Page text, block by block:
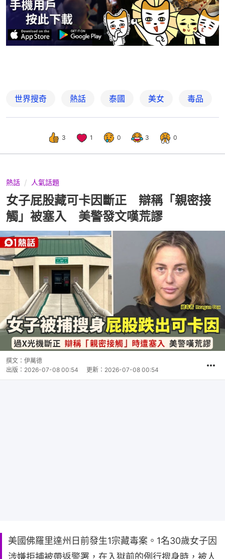
世界搜奇 熱話 泰國 美女 毒品
3 1 0 3 0
熱話 人氣話題
女子屁股藏可卡因斷正 辯稱「親密接
觸」被塞入 美警發文嘆荒謬
撰文： 伊萬德
出版： 2026-07-08 00:54 更新： 2026-07-08 00:54
美國佛羅里達州日前發生1宗藏毒案。1名30歲女子因
涉嫌拒捕被帶返警署，在入獄前的例行搜身時，被人